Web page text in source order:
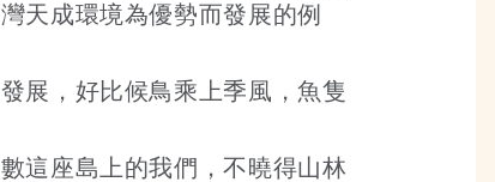
天成環境為優勢而發展的例
展，好比候鳥乘上季風，魚隻
這座島上的我們，不曉得山林